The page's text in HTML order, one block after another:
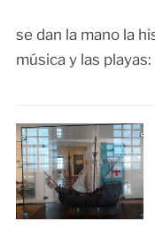
se dan la mano la
música y las playas: